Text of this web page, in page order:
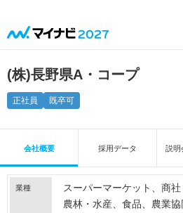
(株)長野県A・コープ
正社員 既卒可
会社概要 採用データ 説明
業種 スーパーマーケット
商社
農林・水産
食品 農業協